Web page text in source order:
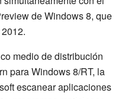
de Windows 8, que
medio de distribución
para Windows 8/RT, la
escanear aplicaciones